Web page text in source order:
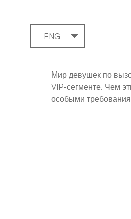
ENG
Мир девушек по
VIP-сегменте. Чем
особыми